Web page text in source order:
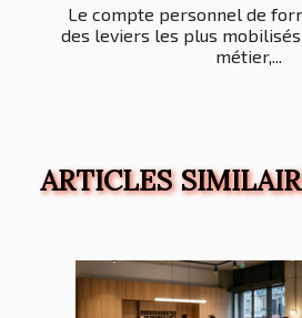
Le compte personnel de
des leviers les plus
métier,...
ARTICLES